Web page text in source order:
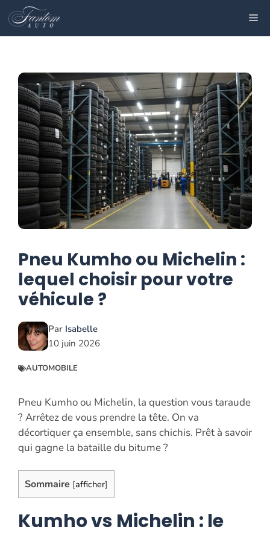
au
contenu
Pneu Kumho ou Michelin :
lequel choisir pour votre
véhicule ?
Par Isabelle
10 juin 2026
AUTOMOBILE
Pneu Kumho ou Michelin, la question vous taraude
? Arrêtez de vous prendre la tête. On va
décortiquer ça ensemble, sans chichis. Prêt à savoir
qui gagne la bataille du bitume ?
Sommaire [afficher]
Kumho vs Michelin : le